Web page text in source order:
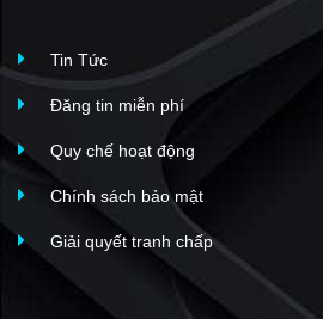
Tin Tức
Đăng tin miễn phí
Quy chế hoạt động
Chính sách bảo mật
Giải quyết tranh chấp